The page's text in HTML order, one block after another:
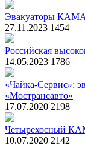
Эвакуаторы
27.11.2023 1454
Российская
14.05.2023 1786
«Чайка-Сервис»:
«Мострансавто»
17.07.2020 2198
Четырехосный
10.07.2020 2142